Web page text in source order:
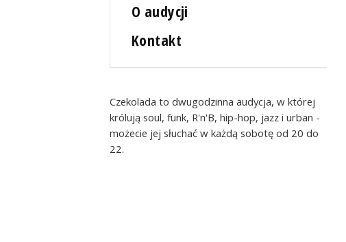
O audycji
Kontakt
Czekolada to dwugodzinna audycja, w której
królują soul, funk, R'n'B, hip-hop, jazz i urban -
możecie jej słuchać w każdą sobotę od 20 do
22.